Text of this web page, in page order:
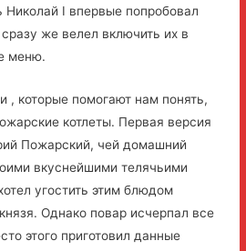
Николай I впервые попробовал
же велел включить их в
меню.
, которые помогают нам понять,
котлеты. Первая версия
Пожарский, чей домашний
вкуснейшими телячьими
угостить этим блюдом
Однако повар исчерпал все
этого приготовил данные